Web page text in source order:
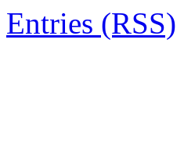
Entries (RSS)